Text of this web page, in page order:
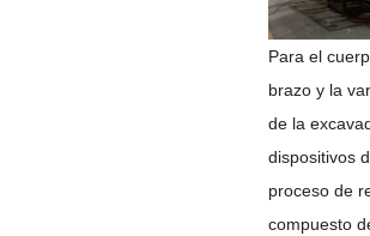
Para el
brazo y la
de la
dispositivos
proceso de
compuesto